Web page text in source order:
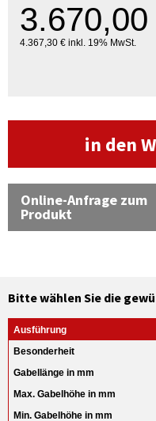
3.670,00
4.367,30 € inkl. 19% MwSt.
in den
Online-Anfrage zum
Produkt
Bitte wählen Sie die